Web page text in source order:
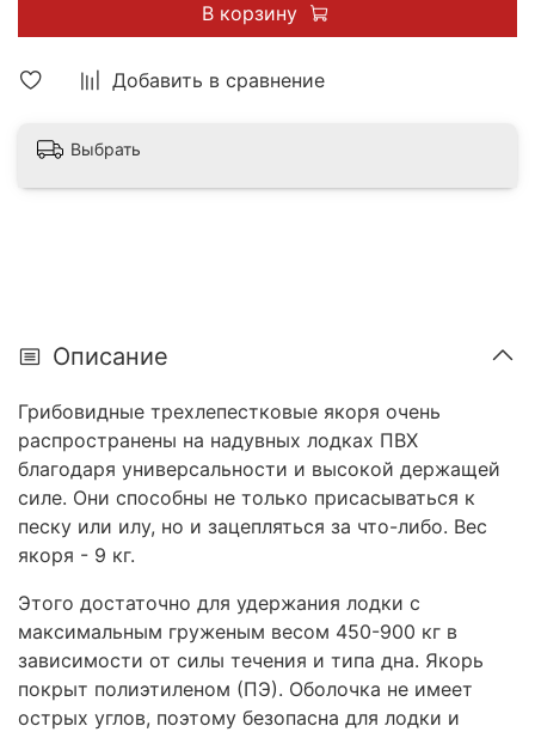
Добавить в сравнение
В корзину
Выбрать
Описание
Грибовидные трехлепестковые якоря очень
распространены на надувных лодках ПВХ
благодаря универсальности и высокой держащей
силе. Они способны не только присасываться к
песку или илу, но и зацепляться за что-либо. Вес
якоря - 9 кг.
Этого достаточно для удержания лодки с
максимальным груженым весом 450-900 кг в
зависимости от силы течения и типа дна. Якорь
покрыт полиэтиленом (ПЭ). Оболочка не имеет
острых углов, поэтому безопасна для лодки и